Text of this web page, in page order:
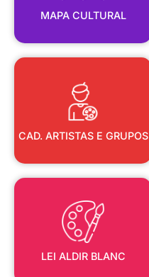
MAPA CULTURAL
CAD. ARTISTAS E GRUPOS
CAD. ARTISTAS E GRUPOS
LEI ALDIR BLANC
LEI ALDIR BLANC